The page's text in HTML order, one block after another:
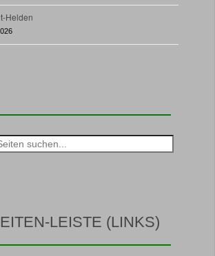
Helden
LEISTE (LINKS)